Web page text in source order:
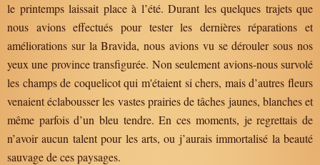
le printemps laissait place à l’été. Durant les quelques trajets que
nous avions effectués pour tester les dernières réparations et
améliorations sur la Bravida, nous avions vu se dérouler sous nos
yeux une province transfigurée. Non seulement avions-nous survolé
les champs de coquelicot qui m'étaient si chers, mais d’autres fleurs
venaient éclabousser les vastes prairies de tâches jaunes, blanches et
même parfois d’un bleu tendre. En ces moments, je regrettais de
n’avoir aucun talent pour les arts, ou j’aurais immortalisé la beauté
sauvage de ces paysages.